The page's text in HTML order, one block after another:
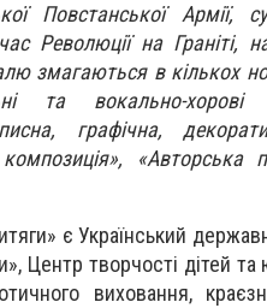
Повстанської Армії,
Революції на Граніті,
змагаються в кількох
та вокально-
графічна,
композиція»,
є Український
Центр творчості дітей
виховання,